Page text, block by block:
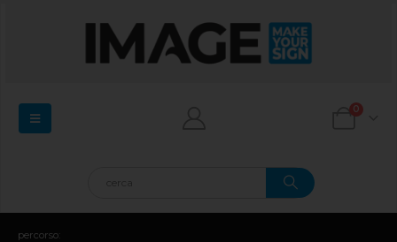
0
percorso: